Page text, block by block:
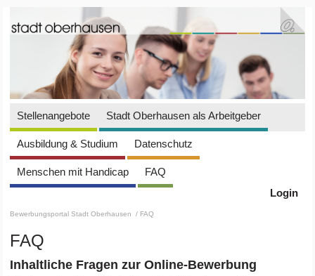
Stellenangebote Stadt Oberhausen als Arbeitgeber
Ausbildung & Studium Datenschutz
Menschen mit Handicap
FAQ
Login
Bewerbungsportal Stadt Oberhausen / FAQ
FAQ
Inhaltliche Fragen zur Online-Bewerbung